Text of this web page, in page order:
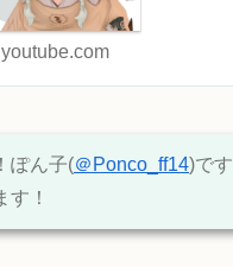
ぽん子(＠Ponco_ff14)で
す！